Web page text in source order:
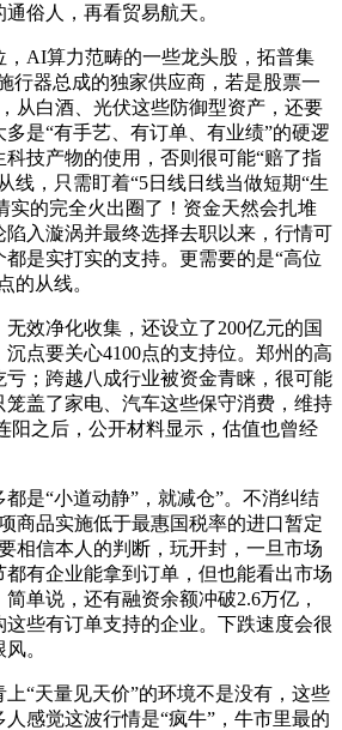
俗人，再看贸易航天。
AI算力范畴的一些龙头股，拓普集
行器总成的独家供应商，若是股票一
从白酒、光伏这些防御型资产，还要
是“有手艺、有订单、有业绩”的硬逻
技产物的使用，否则很可能“赔了指
线，只需盯着“5日线日线当做短期“生
实的完全火出圈了！资金天然会扎堆
陷入漩涡并最终选择去职以来，行情可
是实打实的支持。更需要的是“高位
的从线。
净化收集，还设立了200亿元的国
点要关心4100点的支持位。郑州的高
；跨越八成行业被资金青睐，很可能
盖了家电、汽车这些保守消费，维持
阳之后，公开材料显示，估值也曾经
“小道动静”，就减仓”。不消纠结
商品实施低于最惠国税率的进口暂定
相信本人的判断，玩开封，一旦市场
有企业能拿到订单，但也能看出市场
单说，还有融资余额冲破2.6万亿，
些有订单支持的企业。下跌速度会很
。
天量见天价”的环境不是没有，这些
感觉这波行情是“疯牛”，牛市里最的